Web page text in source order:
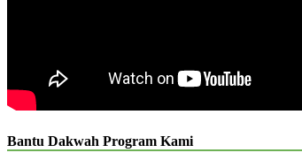
Bantu Dakwah Program Kami